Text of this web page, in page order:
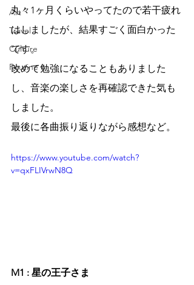
Art
Travel
Culture
Routine
丸々1ヶ月くらいやってたので若干疲れ
はしましたが、結果すごく面白かった
です。
改めて勉強になることもありました
し、音楽の楽しさを再確認できた気も
しました。
最後に各曲振り返りながら感想など。
https://www.youtube.com/watch?
v=qxFLIVrwN8Q
M1 : 星の王子さま